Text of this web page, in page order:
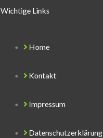
Wichtige Links
Home
Kontakt
Impressum
Datenschutzerklärung